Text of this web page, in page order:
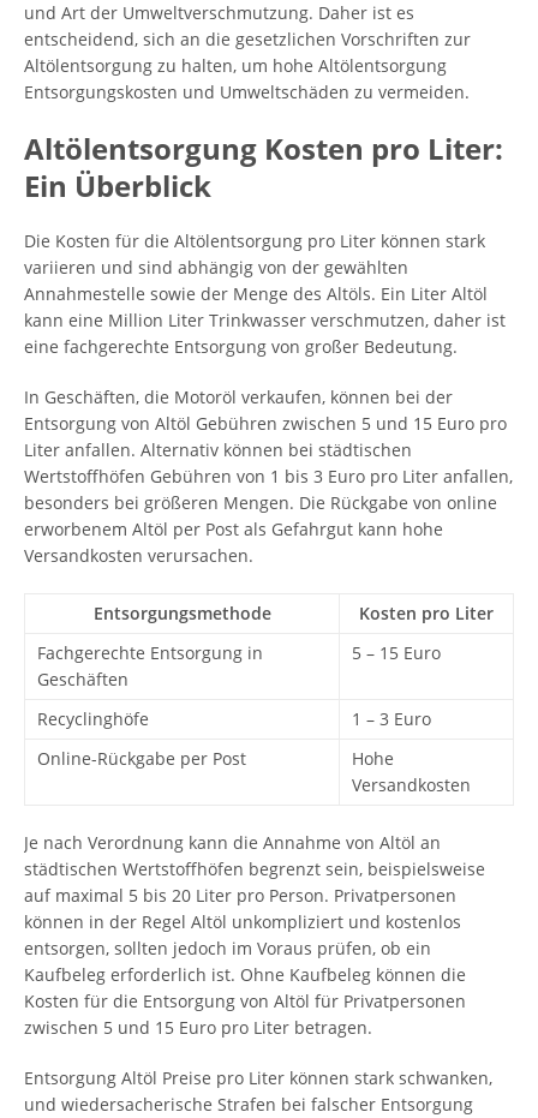
und Art der Umweltverschmutzung. Daher ist es
entscheidend, sich an die gesetzlichen Vorschriften zur
Altölentsorgung zu halten, um hohe Altölentsorgung
Entsorgungskosten und Umweltschäden zu vermeiden.
Altölentsorgung Kosten pro Liter:
Ein Überblick
Die Kosten für die Altölentsorgung pro Liter können stark
variieren und sind abhängig von der gewählten
Annahmestelle sowie der Menge des Altöls. Ein Liter Altöl
kann eine Million Liter Trinkwasser verschmutzen, daher ist
eine fachgerechte Entsorgung von großer Bedeutung.
In Geschäften, die Motoröl verkaufen, können bei der
Entsorgung von Altöl Gebühren zwischen 5 und 15 Euro pro
Liter anfallen. Alternativ können bei städtischen
Wertstoffhöfen Gebühren von 1 bis 3 Euro pro Liter anfallen,
besonders bei größeren Mengen. Die Rückgabe von online
erworbenem Altöl per Post als Gefahrgut kann hohe
Versandkosten verursachen.
Entsorgungsmethode
Kosten pro Liter
Fachgerechte Entsorgung in
Geschäften
5 – 15 Euro
Recyclinghöfe
1 – 3 Euro
Online-Rückgabe per Post
Hohe
Versandkosten
Je nach Verordnung kann die Annahme von Altöl an
städtischen Wertstoffhöfen begrenzt sein, beispielsweise
auf maximal 5 bis 20 Liter pro Person. Privatpersonen
können in der Regel Altöl unkompliziert und kostenlos
entsorgen, sollten jedoch im Voraus prüfen, ob ein
Kaufbeleg erforderlich ist. Ohne Kaufbeleg können die
Kosten für die Entsorgung von Altöl für Privatpersonen
zwischen 5 und 15 Euro pro Liter betragen.
Entsorgung Altöl Preise pro Liter können stark schwanken,
und wiedersacherische Strafen bei falscher Entsorgung